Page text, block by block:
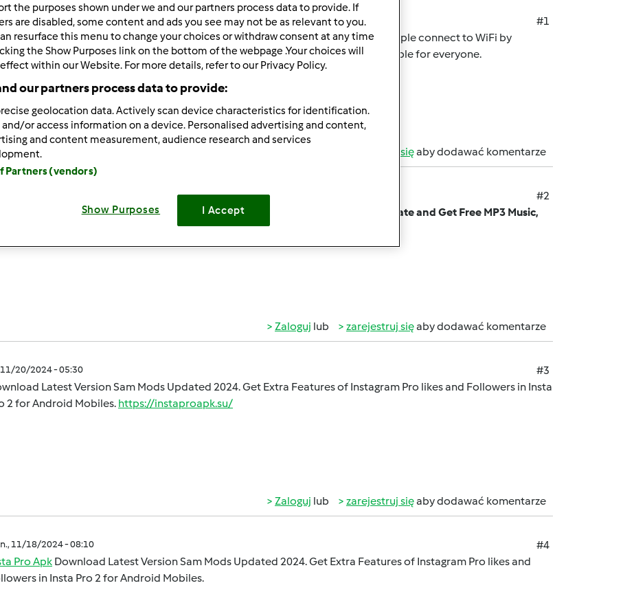
11/21/2024 - 17:36
#1
Piso WiFiis a simple coin-operated internet service in the Philippines. It lets people connect to WiFi by
a one-peso coin. Users get internet access for a set time, making it affordable for everyone.
lpbpisowifi.ph/
zarejestruj sięaby dodawać komentarze
#2
is a Free Video Downloader App for Mobile Phones. Download VidMate and Get Free MP3 Music,
videos from Facebook, Whatsapp & TikTok etc.
Zaloguj lub zarejestruj sięaby dodawać komentarze
11/20/2024 - 05:30
#3
Latest Version Sam Mods Updated 2024. Get Extra Features of Instagram Pro likes and Followers in Insta
2 for Android Mobiles. https://instaproapk.su/
Zaloguj lub zarejestruj sięaby dodawać komentarze
11/18/2024 - 08:10
#4
Pro Apk Download Latest Version Sam Mods Updated 2024. Get Extra Features of Instagram Pro likes and
in Insta Pro 2 for Android Mobiles.
the purposes shown under we and our partners process data to provide. If
are disabled, some content and ads you see may not be as relevant to you.
resurface this menu to change your choices or withdraw consent at any time
the Show Purposes link on the bottom of the webpage .Your choices will
within our Website. For more details, refer to our Privacy Policy.
our partners process data to provide:
geolocation data. Actively scan device characteristics for identification.
and/or access information on a device. Personalised advertising and content,
and content measurement, audience research and services
Partners (vendors)
Show Purposes I Accept